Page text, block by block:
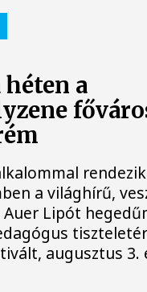
héten a
a világhírű,
Lipót
augusztus 3.